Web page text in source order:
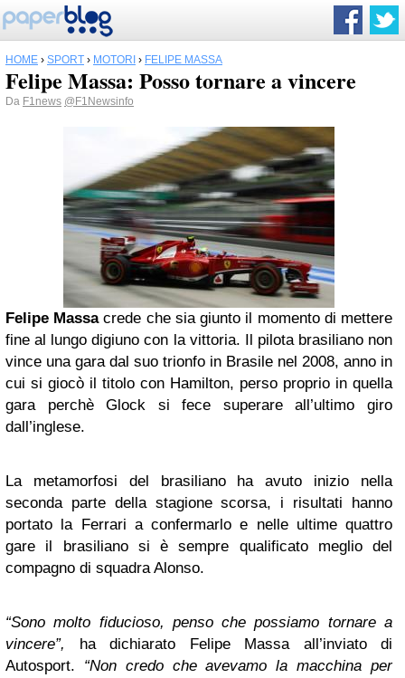
HOME › SPORT › MOTORI › FELIPE MASSA
Felipe Massa: Posso tornare a vincere
Da F1news @F1Newsinfo
Felipe Massacrede che sia giunto il momento di mettere
fine al lungo digiuno con la vittoria. Il pilota brasiliano non
vince una gara dal suo trionfo in Brasile nel 2008, anno in
cui si giocò il titolo con Hamilton, perso proprio in quella
gara perchè Glock si fece superare all’ultimo giro
dall’inglese.
La metamorfosi del brasiliano ha avuto inizio nella
seconda parte della stagione scorsa, i risultati hanno
portato la Ferrari a confermarlo e nelle ultime quattro
gare il brasiliano si è sempre qualificato meglio del
compagno di squadra Alonso.
“Sono molto fiducioso, penso che possiamo tornare a
vincere”,
ha dichiarato Felipe Massa all’inviato di
Autosport. “Non credo che avevamo la macchina per